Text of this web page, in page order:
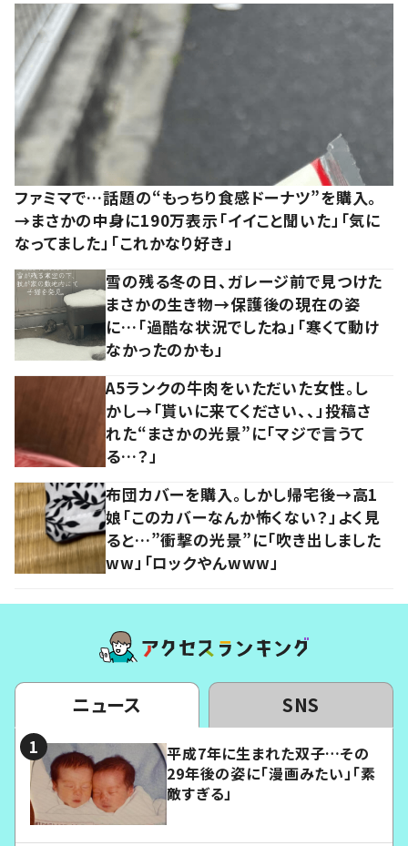
ファミマで…話題の“もっちり食感ドーナツ”を購入。
→まさかの中身に190万表示「イイこと聞いた」「気に
なってました」「これかなり好き」
雪の残る冬の日、ガレージ前で見つけた
まさかの生き物→保護後の現在の姿
に…「過酷な状況でしたね」「寒くて動け
なかったのかも」
A5ランクの牛肉をいただいた女性。し
かし→「貰いに来てください、、」投稿さ
れた“まさかの光景”に「マジで言うて
る…？」
布団カバーを購入。しかし帰宅後→高1
娘「このカバーなんか怖くない？」よく見
ると…”衝撃の光景”に「吹き出しました
ww」「ロックやんwww」
ニュース SNS
平成7年に生まれた双子…その
29年後の姿に「漫画みたい」「素
敵すぎる」